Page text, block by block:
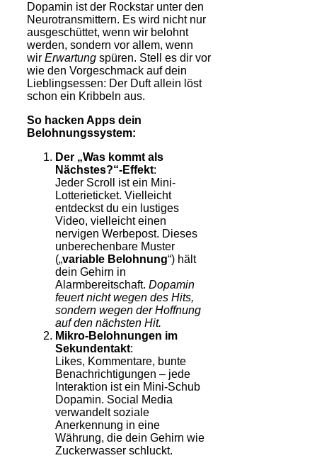
Dopamin ist der Rockstar unter den
Neurotransmittern. Es wird nicht nur
ausgeschüttet, wenn wir belohnt
werden, sondern vor allem, wenn
wir Erwartung spüren. Stell es dir vor
wie den Vorgeschmack auf dein
Lieblingsessen: Der Duft allein löst
schon ein Kribbeln aus.
So hacken Apps dein
Belohnungssystem:
Der „Was kommt als
Nächstes?“-Effekt:
Jeder Scroll ist ein Mini-
Lotterieticket. Vielleicht
entdeckst du ein lustiges
Video, vielleicht einen
nervigen Werbepost. Dieses
unberechenbare Muster
(„variable Belohnung“) hält
dein Gehirn in
Alarmbereitschaft. Dopamin
feuert nicht wegen des Hits,
sondern wegen der Hoffnung
auf den nächsten Hit.
Mikro-Belohnungen im
Sekundentakt:
Likes, Kommentare, bunte
Benachrichtigungen – jede
Interaktion ist ein Mini-Schub
Dopamin. Social Media
verwandelt soziale
Anerkennung in eine
Währung, die dein Gehirn wie
Zuckerwasser schluckt.